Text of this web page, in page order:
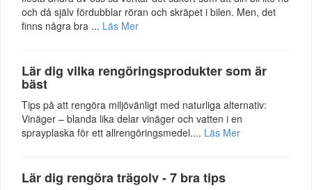
och då själv fördubblar röran och skräpet i bilen. Men, det
finns några bra ... Läs Mer
Lär dig vilka rengöringsprodukter som är
bäst
Tips på att rengöra miljövänligt med naturliga alternativ:
Vinäger – blanda lika delar vinäger och vatten i en
sprayplaska för ett allrengöringsmedel.... Läs Mer
Lär dig rengöra trägolv - 7 bra tips